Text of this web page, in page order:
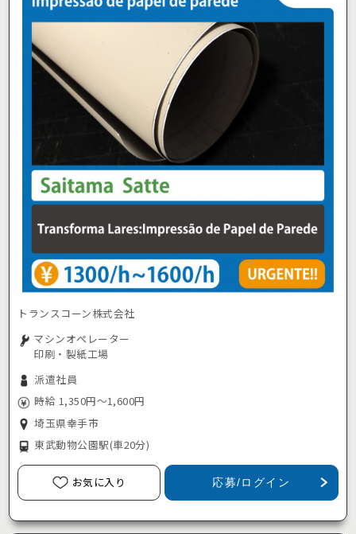
トランスコーン株式会社
マシンオペレーター
印刷・製紙工場
派遣社員
時給 1,350円～1,600円
埼玉県幸手市
東武動物公園駅(車20分)
お気に入り 応募/ログイン